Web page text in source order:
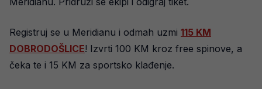
Registruj se u Meridianu i odmah uzmi 115 KM
DOBRODOŠLICE! Izvrti 100 KM kroz free spinove, a
čeka te i 15 KM za sportsko klađenje.